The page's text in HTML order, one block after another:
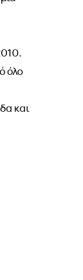
όλο
και